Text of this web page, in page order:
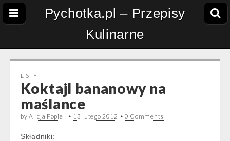
Pychotka.pl – Przepisy
Kulinarne
LISTY
Koktajl bananowy na
maślance
byAlicja Popiel • 13 lutego 2012 • 0 Comments
Składniki: